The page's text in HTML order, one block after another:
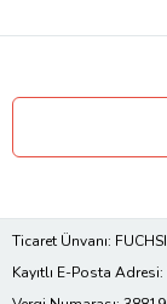
Ticaret Ünvanı:
Kayıtlı E-Posta Adresi: